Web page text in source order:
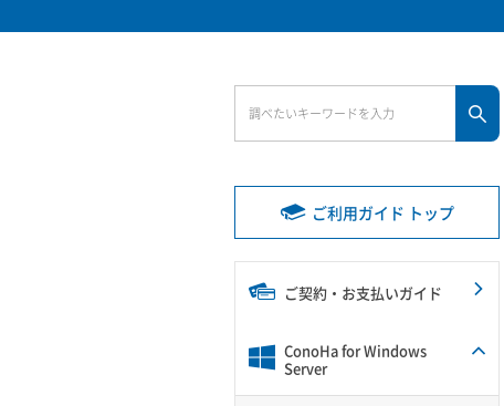
ご利用ガイド トップ
ご契約・お支払いガイド
ConoHa for Windows
Server